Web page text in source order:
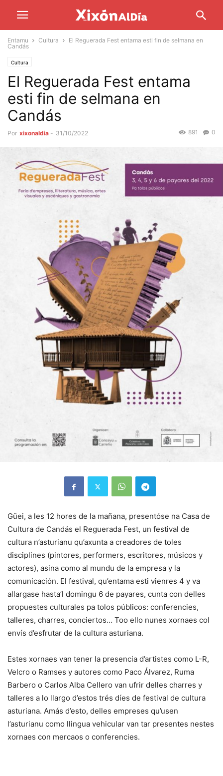
Entamu Cultura
El Reguerada Fest entama esti fin de selmana en
Candás
Cultura
El Reguerada Fest entama
esti fin de selmana en
Candás
Por xixonaldia - 31/10/2022 0
891
Güei, a les 12 hores de la mañana, presentóse na Casa de
Cultura de Candás el Reguerada Fest, un festival de
cultura n’asturianu qu’axunta a creadores de toles
disciplines (pintores, performers, escritores, músicos y
actores), asina como al mundu de la empresa y la
comunicación. El festival, qu’entama esti vienres 4 y va
allargase hasta’l domingu 6 de payares, cunta con delles
propuestes culturales pa tolos públicos: conferencies,
talleres, charres, conciertos… Too ello nunes xornaes col
envís d’esfrutar de la cultura asturiana.
Estes xornaes van tener la presencia d’artistes como L-R,
Velcro o Ramses y autores como Paco Álvarez, Ruma
Barbero o Carlos Alba Cellero van ufrir delles charres y
talleres a lo llargo d’estos trés díes de festival de cultura
asturiana. Amás d’esto, delles empreses qu’usen
l’asturianu como llingua vehicular van tar presentes nestes
xornaes con mercaos o conferencies.